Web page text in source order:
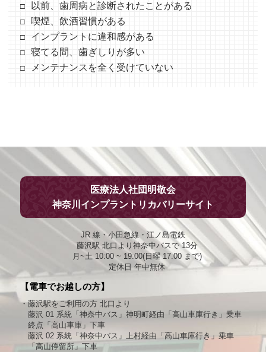
以前、歯周病と診断されたことがある
喫煙、飲酒習慣がある
インプラントに違和感がある
寝てる間、歯ぎしりが多い
メンテナンスを全く受けていない
医療法人社団明敬会
神奈川インプラントリカバリーサイト
JR 線・小田急線・江ノ島電鉄
藤沢駅 北口より神奈中バスで 13分
月~土 10:00 ~ 19:00(日曜 17:00 まで)
定休日 年中無休
【電車でお越しの方】
・藤沢駅をご利用の方 北口より
藤沢 01 系統「神奈中バス」神明町経由「高山車庫行き」乗車
終点「高山車庫」下車
藤沢 02 系統「神奈中バス」上村経由「高山車庫行き」乗車
「高山停留所」下車